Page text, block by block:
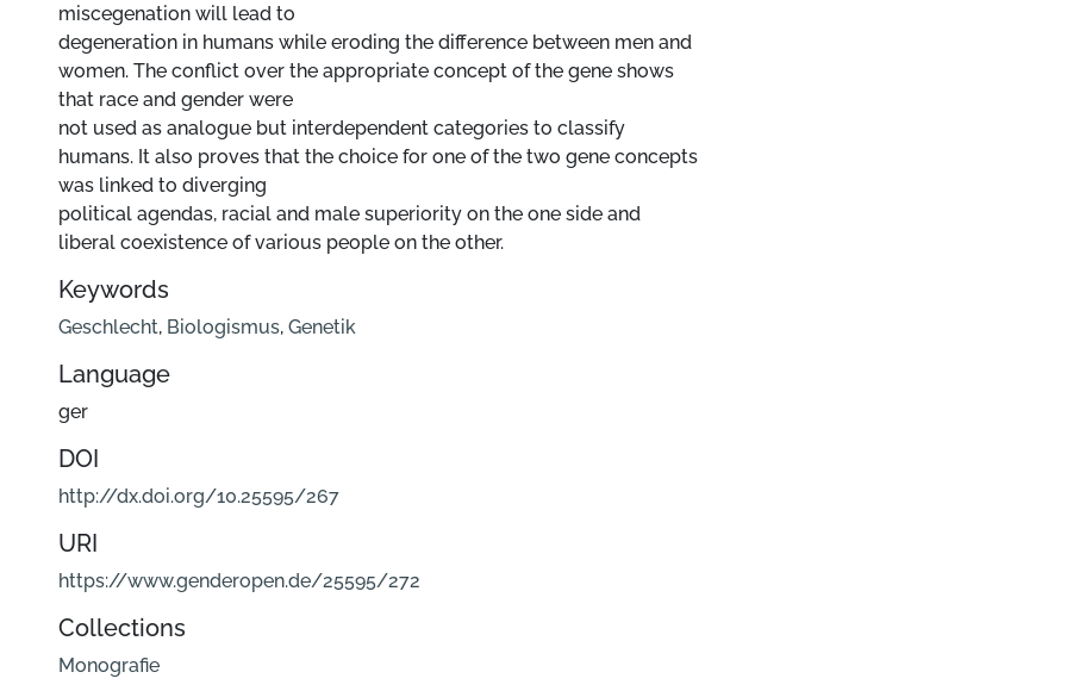
miscegenation will lead to
degeneration in humans while eroding the difference between men and
women. The conflict over the appropriate concept of the gene shows
that race and gender were
not used as analogue but interdependent categories to classify
humans. It also proves that the choice for one of the two gene concepts
was linked to diverging
political agendas, racial and male superiority on the one side and
liberal coexistence of various people on the other.
Keywords
Geschlecht, Biologismus, Genetik
Language
ger
DOI
http://dx.doi.org/10.25595/267
URI
https://www.genderopen.de/25595/272
Collections
Monografie